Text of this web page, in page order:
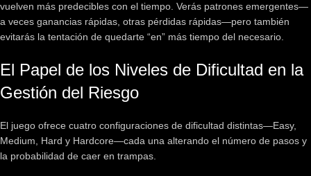
vuelven más predecibles con el tiempo. Verás patrones emergentes—
a veces ganancias rápidas, otras pérdidas rápidas—pero también
evitarás la tentación de quedarte “en” más tiempo del necesario.
El Papel de los Niveles de Dificultad en la
Gestión del Riesgo
El juego ofrece cuatro configuraciones de dificultad distintas—Easy,
Medium, Hard y Hardcore—cada una alterando el número de pasos y
la probabilidad de caer en trampas.